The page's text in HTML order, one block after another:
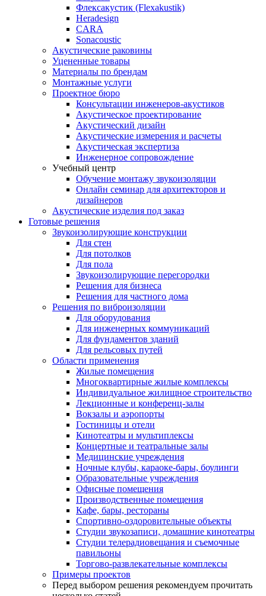
Флексакустик (Flexakustik)
Heradesign
CARA
Sonacoustic
Акустические раковины
Уцененные товары
Материалы по брендам
Монтажные услуги
Проектное бюро
Консультации инженеров-акустиков
Акустическое проектирование
Акустический дизайн
Акустические измерения и расчеты
Акустическая экспертиза
Инженерное сопровождение
Учебный центр
Обучение монтажу звукоизоляции
Онлайн семинар для архитекторов и
дизайнеров
Акустические изделия под заказ
Готовые решения
Звукоизолирующие конструкции
Для стен
Для потолков
Для пола
Звукоизолирующие перегородки
Решения для бизнеса
Решения для частного дома
Решения по виброизоляции
Для оборудования
Для инженерных коммуникаций
Для фундаментов зданий
Для рельсовых путей
Области применения
Жилые помещения
Многоквартирные жилые комплексы
Индивидуальное жилищное строительство
Лекционные и конференц-залы
Вокзалы и аэропорты
Гостиницы и отели
Кинотеатры и мультиплексы
Концертные и театральные залы
Медицинские учреждения
Ночные клубы, караоке-бары, боулинги
Образовательные учреждения
Офисные помещения
Производственные помещения
Кафе, бары, рестораны
Спортивно-оздоровительные объекты
Студии звукозаписи, домашние кинотеатры
Студии телерадиовещания и съемочные
павильоны
Торгово-развлекательные комплексы
Примеры проектов
Перед выбором решения рекомендуем прочитать